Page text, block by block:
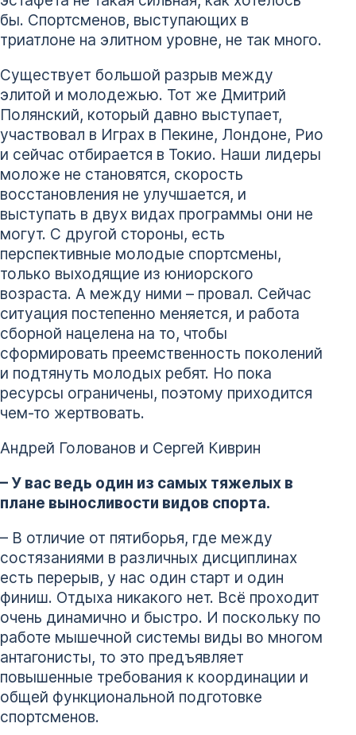
бы. Спортсменов, выступающих в
триатлоне на элитном уровне, не так много.
Существует большой разрыв между
элитой и молодежью. Тот же Дмитрий
Полянский, который давно выступает,
участвовал в Играх в Пекине, Лондоне, Рио
и сейчас отбирается в Токио. Наши лидеры
моложе не становятся, скорость
восстановления не улучшается, и
выступать в двух видах программы они не
могут. С другой стороны, есть
перспективные молодые спортсмены,
только выходящие из юниорского
возраста. А между ними – провал. Сейчас
ситуация постепенно меняется, и работа
сборной нацелена на то, чтобы
сформировать преемственность поколений
и подтянуть молодых ребят. Но пока
ресурсы ограничены, поэтому приходится
чем-то жертвовать.
Андрей Голованов и Сергей Киврин
– У вас ведь один из самых тяжелых в
плане выносливости видов спорта.
– В отличие от пятиборья, где между
состязаниями в различных дисциплинах
есть перерыв, у нас один старт и один
финиш. Отдыха никакого нет. Всё проходит
очень динамично и быстро. И поскольку по
работе мышечной системы виды во многом
антагонисты, то это предъявляет
повышенные требования к координации и
общей функциональной подготовке
спортсменов.